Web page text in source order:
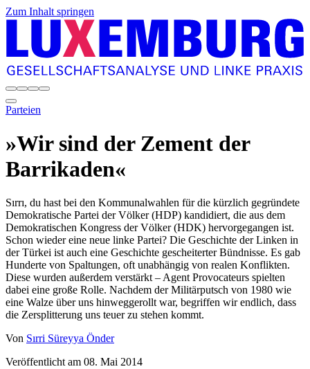
Zum Inhalt springen
Parteien
»Wir sind der Zement der
Barrikaden«
Sırrı, du hast bei den Kommunalwahlen für die kürzlich gegründete
Demokratische Partei der Völker (HDP) kandidiert, die aus dem
Demokratischen Kongress der Völker (HDK) hervorgegangen ist.
Schon wieder eine neue linke Partei? Die Geschichte der Linken in
der Türkei ist auch eine Geschichte gescheiterter Bündnisse. Es gab
Hunderte von Spaltungen, oft unabhängig von realen Konflikten.
Diese wurden außerdem verstärkt – Agent Provocateurs spielten
dabei eine große Rolle. Nachdem der Militärputsch von 1980 wie
eine Walze über uns hinweggerollt war, begriffen wir endlich, dass
die Zersplitterung uns teuer zu stehen kommt.
Von Sırri Süreyya Önder
Veröffentlicht am 08. Mai 2014